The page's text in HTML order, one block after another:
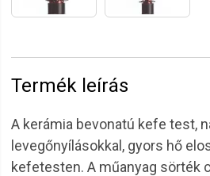
Termék leírás
A kerámia bevonatú kefe test,
levegőnyílásokkal, gyors hő
kefetesten. A műanyag sörték